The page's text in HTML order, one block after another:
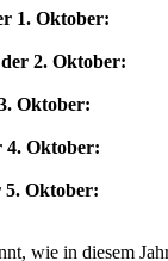
1. Oktober:
2. Oktober:
Oktober:
4. Oktober:
5. Oktober:
wie in diesem